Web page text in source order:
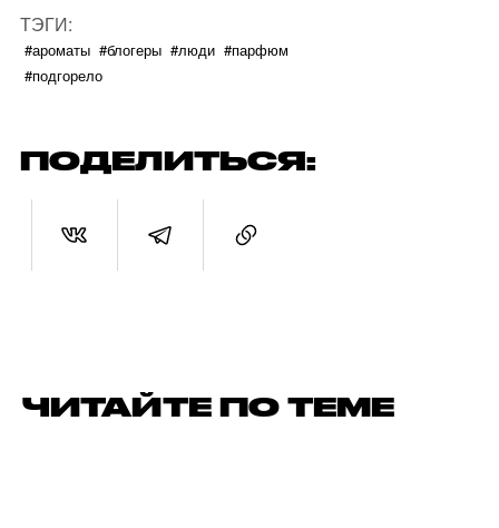
ТЭГИ:
#ароматы #блогеры #люди #парфюм
#подгорело
ПОДЕЛИТЬСЯ:
ЧИТАЙТЕ ПО ТЕМЕ